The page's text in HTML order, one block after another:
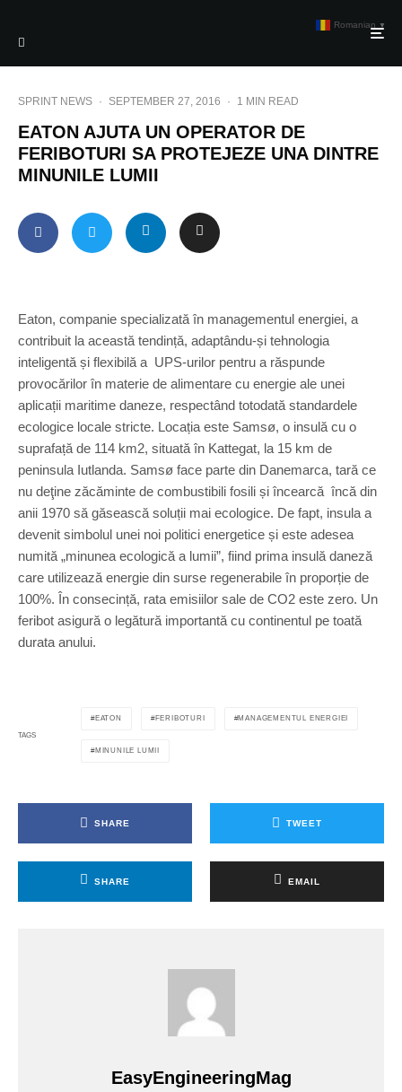
SPRINT NEWS · SEPTEMBER 27, 2016 · 1 MIN READ
EATON AJUTA UN OPERATOR DE
FERIBOTURI SA PROTEJEZE UNA DINTRE
MINUNILE LUMII
Eaton, companie specializată în managementul energiei, a
contribuit la această tendință, adaptându-și tehnologia
inteligentă și flexibilă a UPS-urilor pentru a răspunde
provocărilor în materie de alimentare cu energie ale unei
aplicații maritime daneze, respectând totodată standardele
ecologice locale stricte. Locația este Samsø, o insulă cu o
suprafață de 114 km2, situată în Kattegat, la 15 km de
peninsula Iutlanda. Samsø face parte din Danemarca, tară ce
nu deţine zăcăminte de combustibili fosili și încearcă încă din
anii 1970 să găsească soluții mai ecologice. De fapt, insula a
devenit simbolul unei noi politici energetice și este adesea
numită „minunea ecologică a lumii”, fiind prima insulă daneză
care utilizează energie din surse regenerabile în proporție de
100%. În consecință, rata emisiilor sale de CO2 este zero. Un
feribot asigură o legătură importantă cu continentul pe toată
durata anului.
TAGS
EATON FERIBOTURI MANAGEMENTUL ENERGIEI
MINUNILE LUMII
SHARE TWEET
SHARE EMAIL
EasyEngineeringMag
Romanian ▼